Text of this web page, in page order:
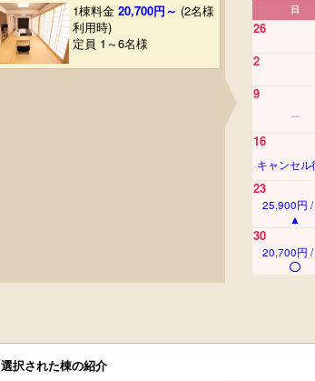
1棟料金20,700円～ (2名様
利用時)
定員 1～6名様
日
26
2
9
16
キャンセル
23
25,900円
30
20,700円
選択された棟の紹介